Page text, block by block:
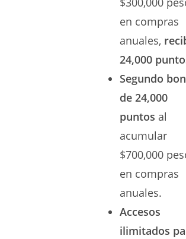
en compras
anuales,
24,000
Segundo
de 24,000
puntos al
acumular
$700,000
en compras
anuales.
Accesos
ilimitados